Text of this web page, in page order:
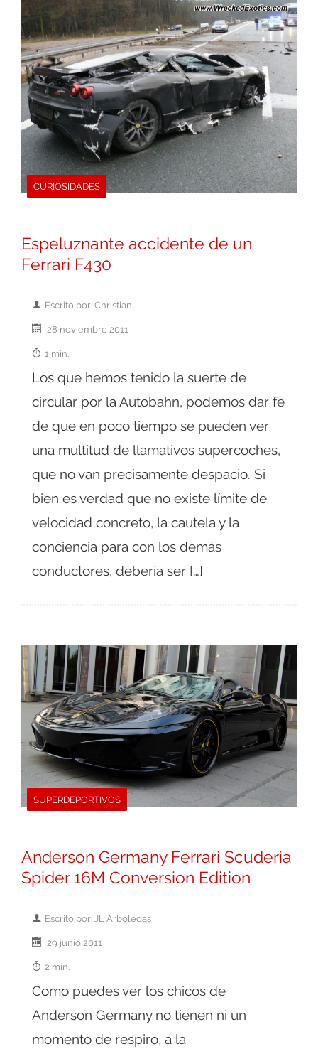
CURIOSIDADES
Espeluznante accidente de un
Ferrari F430
Escrito por: Christian
28 noviembre 2011
1 min.
Los que hemos tenido la suerte de
circular por la Autobahn, podemos dar fe
de que en poco tiempo se pueden ver
una multitud de llamativos supercoches,
que no van precisamente despacio. Si
bien es verdad que no existe límite de
velocidad concreto, la cautela y la
conciencia para con los demás
conductores, debería ser […]
SUPERDEPORTIVOS
Anderson Germany Ferrari Scuderia
Spider 16M Conversion Edition
Escrito por: JL Arboledas
29 junio 2011
2 min.
Como puedes ver los chicos de
Anderson Germany no tienen ni un
momento de respiro, a la